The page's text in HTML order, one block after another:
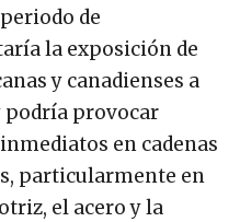
de
la exposición de
y canadienses a
podría provocar
en cadenas
particularmente en
el acero y la